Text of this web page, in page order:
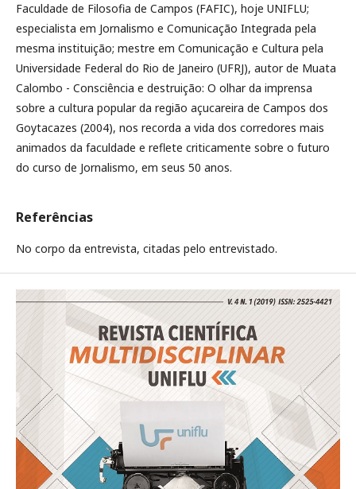
Faculdade de Filosofia de Campos (FAFIC), hoje UNIFLU;
especialista em Jornalismo e Comunicação Integrada pela
mesma instituição; mestre em Comunicação e Cultura pela
Universidade Federal do Rio de Janeiro (UFRJ), autor de Muata
Calombo - Consciência e destruição: O olhar da imprensa
sobre a cultura popular da região açucareira de Campos dos
Goytacazes (2004), nos recorda a vida dos corredores mais
animados da faculdade e reflete criticamente sobre o futuro
do curso de Jornalismo, em seus 50 anos.
Referências
No corpo da entrevista, citadas pelo entrevistado.